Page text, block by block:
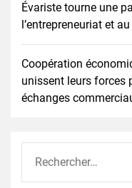
Évariste tourne une
l’entrepreneuriat et
Coopération
unissent leurs forces
échanges